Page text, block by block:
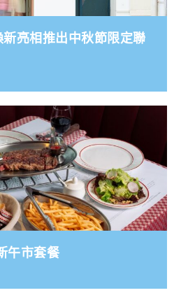
亮相推出中秋節限定聯
午市套餐